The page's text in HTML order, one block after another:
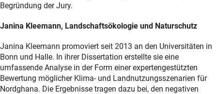
Begründung der Jury.
Janina Kleemann, Landschaftsökologie und Naturschutz
Janina Kleemann promoviert seit 2013 an den Universitäten in
Bonn und Halle. In ihrer Dissertation erstellte sie eine
umfassende Analyse in der Form einer expertengestützten
Bewertung möglicher Klima- und Landnutzungsszenarien für
Nordghana. Die Ergebnisse tragen dazu bei, den negativen